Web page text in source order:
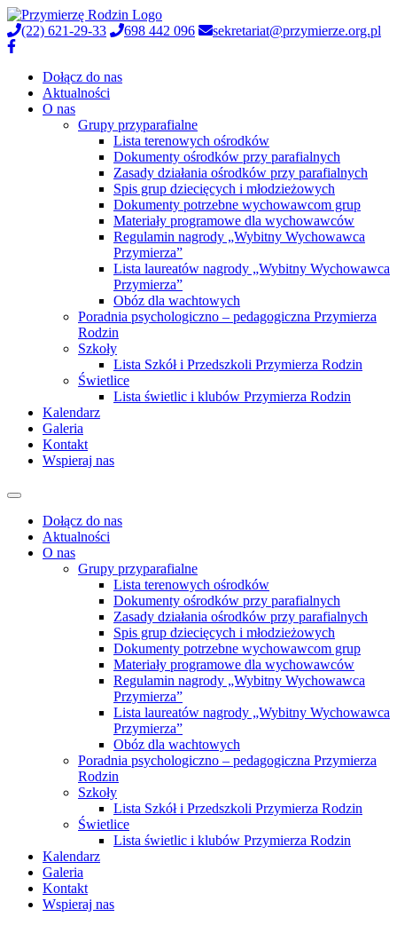
(22) 621-29-33 698 442 096 sekretariat@przymierze.org.pl
Dołącz do nas
Aktualności
O nas
Grupy przyparafialne
Lista terenowych ośrodków
Dokumenty ośrodków przy parafialnych
Zasady działania ośrodków przy parafialnych
Spis grup dziecięcych i młodzieżowych
Dokumenty potrzebne wychowawcom grup
Materiały programowe dla wychowawców
Regulamin nagrody „Wybitny Wychowawca
Przymierza”
Lista laureatów nagrody „Wybitny Wychowawca
Przymierza”
Obóz dla wachtowych
Poradnia psychologiczno – pedagogiczna Przymierza
Rodzin
Szkoły
Lista Szkół i Przedszkoli Przymierza Rodzin
Świetlice
Lista świetlic i klubów Przymierza Rodzin
Kalendarz
Galeria
Kontakt
Wspieraj nas
Dołącz do nas
Aktualności
O nas
Grupy przyparafialne
Lista terenowych ośrodków
Dokumenty ośrodków przy parafialnych
Zasady działania ośrodków przy parafialnych
Spis grup dziecięcych i młodzieżowych
Dokumenty potrzebne wychowawcom grup
Materiały programowe dla wychowawców
Regulamin nagrody „Wybitny Wychowawca
Przymierza”
Lista laureatów nagrody „Wybitny Wychowawca
Przymierza”
Obóz dla wachtowych
Poradnia psychologiczno – pedagogiczna Przymierza
Rodzin
Szkoły
Lista Szkół i Przedszkoli Przymierza Rodzin
Świetlice
Lista świetlic i klubów Przymierza Rodzin
Kalendarz
Galeria
Kontakt
Wspieraj nas